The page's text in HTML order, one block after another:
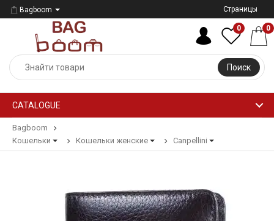
Bagboom Страницы
Поиск
0 0
CATALOGUE
Bagboom
Кошельки
Кошельки женские Canpellini